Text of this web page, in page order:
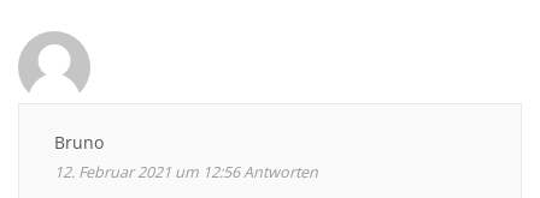
Bruno
12. Februar 2021 um 12:56Antworten